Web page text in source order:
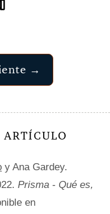
→
ARTÍCULO
y Ana Gardey.
Prisma - Qué es,
en